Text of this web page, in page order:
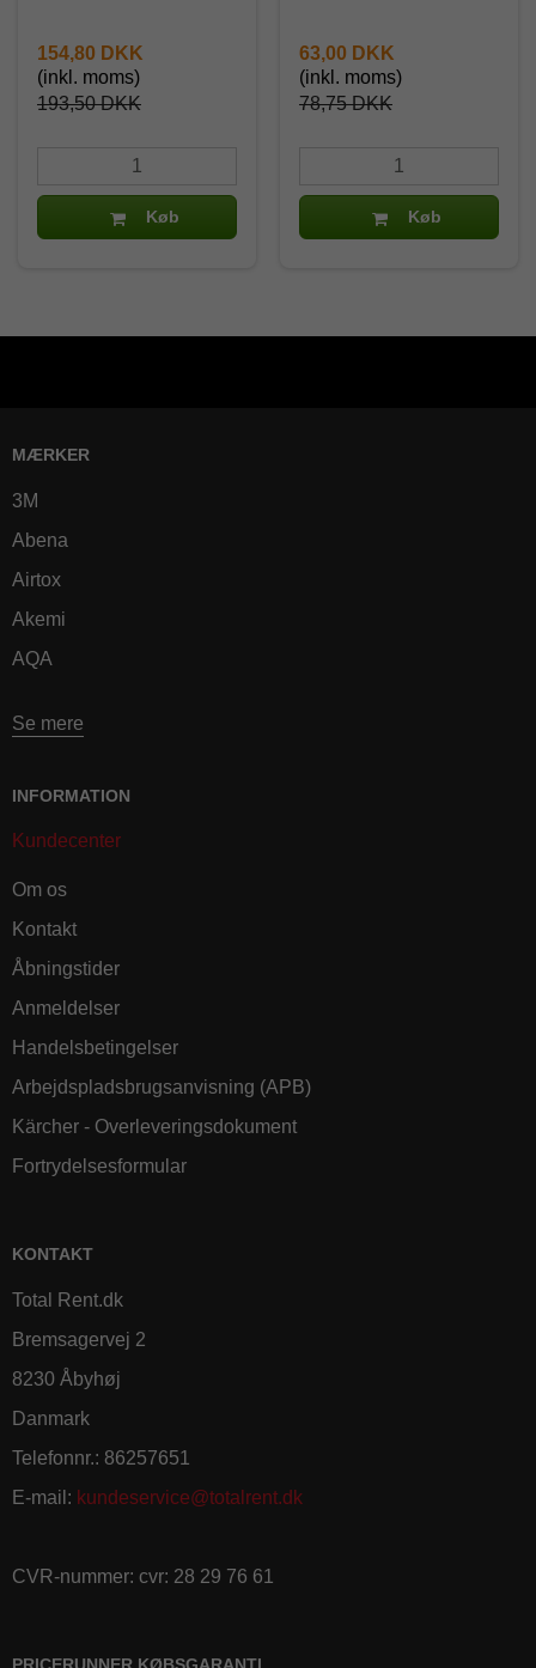
193,50 DKK
154,80 DKK
(inkl. moms)
Køb
78,75 DKK
63,00 DKK
(inkl. moms)
Køb
MÆRKER
3M
Abena
Airtox
Akemi
AQA
Se mere
INFORMATION
Kundecenter
Om os
Kontakt
Åbningstider
Anmeldelser
Handelsbetingelser
Arbejdspladsbrugsanvisning (APB)
Kärcher - Overleveringsdokument
Fortrydelsesformular
KONTAKT
Total Rent.dk
Bremsagervej 2
8230 Åbyhøj
Danmark
Telefonnr.: 86257651
E-mail : kundeservice@totalrent.dk
CVR-nummer: cvr: 28 29 76 61
PRICERUNNER KØBSGARANTI